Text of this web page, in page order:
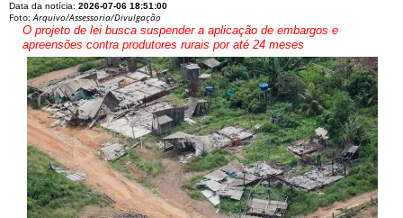
Data da notícia: 2026-07-06 18:51:00
Foto:Arquivo/Assessoria/Divulgação
O projeto de lei busca suspender a aplicação de embargos e
apreensões contra produtores rurais por até 24 meses